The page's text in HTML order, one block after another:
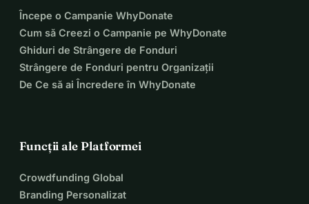
profite pe deplin de această experiență formativă atât
pentru ei, cât și pentru noi.
Începe o Campanie WhyDonate
Cum să Creezi o Campanie pe WhyDonate
Ghiduri de Strângere de Fonduri
Strângere de Fonduri pentru Organizații
De Ce să ai Încredere în WhyDonate
Funcții ale Platformei
Crowdfunding Global
Branding Personalizat